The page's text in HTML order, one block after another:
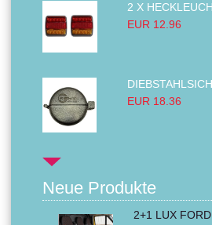
EUR 12.96
EUR 18.36
Neue Produkte